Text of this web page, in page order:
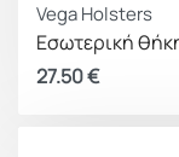
Vega Holsters
Εσωτερική
27.50€